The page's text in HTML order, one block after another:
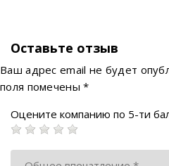
Оставьте отзыв
Ваш адрес email не будет
поля помечены*
Оцените компанию по 5-ти